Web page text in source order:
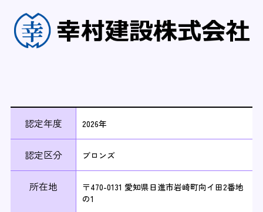
認定年度 2026年
認定区分 ブロンズ
所在地
〒470-0131 愛知県日進市岩崎町向イ田2番地
の1